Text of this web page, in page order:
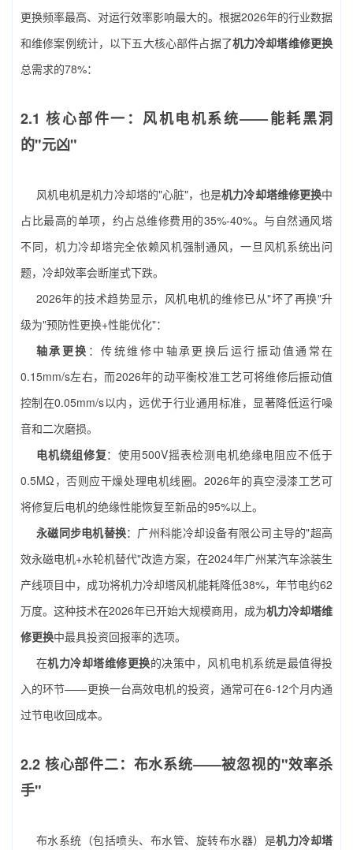
更换频率最高、对运行效率影响最大的。根据2026年的行业数据
和维修案例统计，以下五大核心部件占据了机力冷却塔维修更换
总需求的78%：
2.1 核心部件一：风机电机系统——能耗黑洞
的"元凶"
风机电机是机力冷却塔的"心脏"，也是机力冷却塔维修更换中
占比最高的单项，约占总维修费用的35%-40%。与自然通风塔
不同，机力冷却塔完全依赖风机强制通风，一旦风机系统出问
题，冷却效率会断崖式下跌。
2026年的技术趋势显示，风机电机的维修已从"坏了再换"升
级为"预防性更换+性能优化"：
轴承更换 ：传统维修中轴承更换后运行振动值通常在
0.15mm/s左右，而2026年的动平衡校准工艺可将维修后振动值
控制在0.05mm/s以内，远优于行业通用标准，显著降低运行噪
音和二次磨损。
电机绕组修复：使用500V摇表检测电机绝缘电阻应不低于
0.5MΩ，否则应干燥处理电机线圈。2026年的真空浸漆工艺可
将修复后电机的绝缘性能恢复至新品的95%以上。
永磁同步电机替换：广州科能冷却设备有限公司主导的"超高
效永磁电机+水轮机替代"改造方案，在2024年广州某汽车涂装生
产线项目中，成功将机力冷却塔风机能耗降低38%，年节电约62
万度。这种技术在2026年已开始大规模商用，成为机力冷却塔维
修更换中最具投资回报率的选项。
在机力冷却塔维修更换的决策中，风机电机系统是最值得投
入的环节——更换一台高效电机的投资，通常可在6-12个月内通
过节电收回成本。
2.2 核心部件二：布水系统——被忽视的"效率杀
手"
布水系统（包括喷头、布水管、旋转布水器）是机力冷却塔